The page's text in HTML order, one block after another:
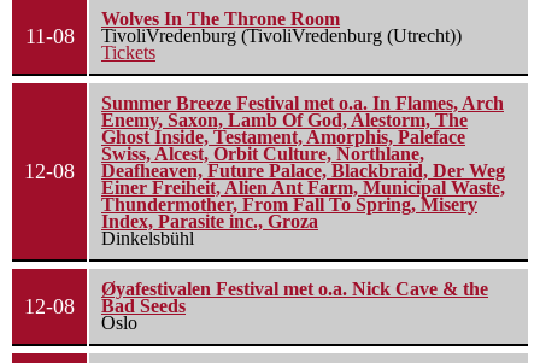
11-08
Wolves In The Throne Room
TivoliVredenburg (TivoliVredenburg (Utrecht))
Tickets
12-08
Summer Breeze Festival met o.a. In Flames, Arch
Enemy, Saxon, Lamb Of God, Alestorm, The
Ghost Inside, Testament, Amorphis, Paleface
Swiss, Alcest, Orbit Culture, Northlane,
Deafheaven, Future Palace, Blackbraid, Der Weg
Einer Freiheit, Alien Ant Farm, Municipal Waste,
Thundermother, From Fall To Spring, Misery
Index, Parasite inc., Groza
Dinkelsbühl
12-08
Øyafestivalen Festival met o.a. Nick Cave & the
Bad Seeds
Oslo